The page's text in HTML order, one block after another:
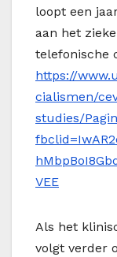
loopt een
aan het
telefonische
https://
cialismen/
studies/
VEE
Als het
volgt verder